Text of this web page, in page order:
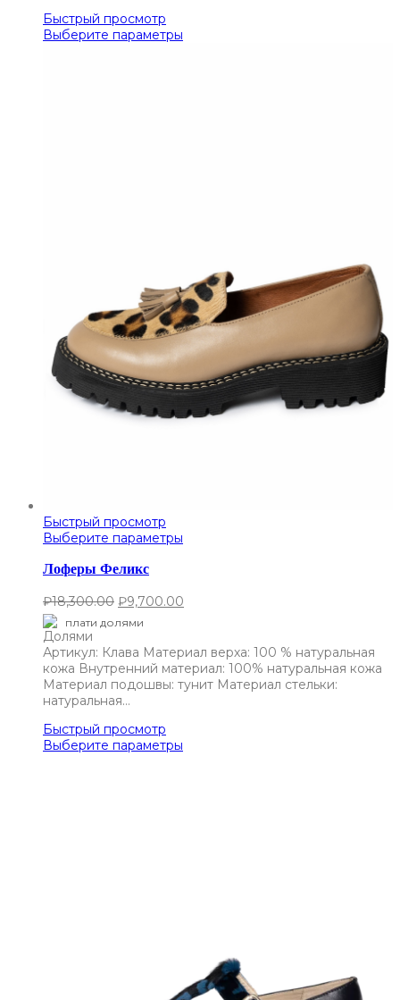
Быстрый просмотр
Выберите параметры
Быстрый просмотр
Выберите параметры
Лоферы Феликс
₽18,300.00 ₽9,700.00
плати долями
Артикул: Клава Материал верха: 100 % натуральная
кожа Внутренний материал: 100% натуральная кожа
Материал подошвы: тунит Материал стельки:
натуральная…
Быстрый просмотр
Выберите параметры